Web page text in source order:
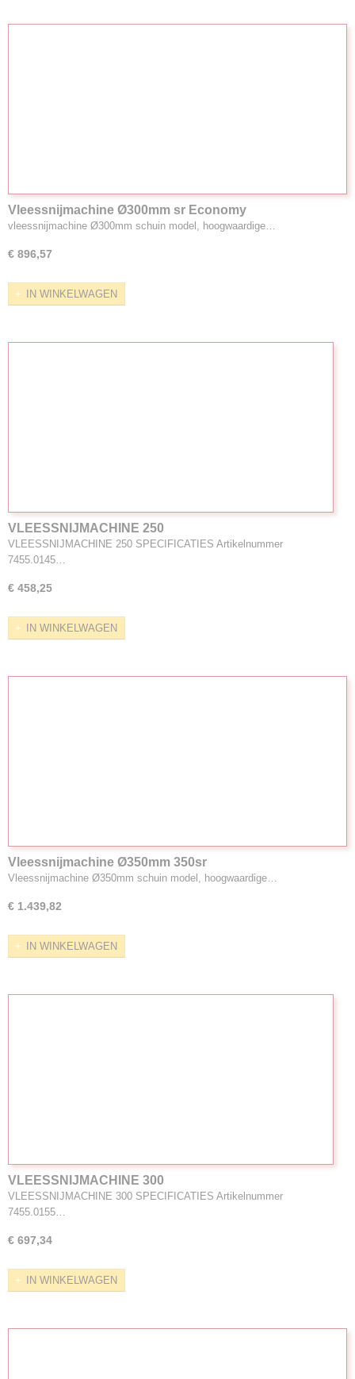
Vleessnijmachine Ø300mm sr Economy
vleessnijmachine Ø300mm schuin model, hoogwaardige…
€ 896,57
IN WINKELWAGEN
VLEESSNIJMACHINE 250
VLEESSNIJMACHINE 250 SPECIFICATIES Artikelnummer
7455.0145…
€ 458,25
IN WINKELWAGEN
Vleessnijmachine Ø350mm 350sr
Vleessnijmachine Ø350mm schuin model, hoogwaardige…
€ 1.439,82
IN WINKELWAGEN
VLEESSNIJMACHINE 300
VLEESSNIJMACHINE 300 SPECIFICATIES Artikelnummer
7455.0155…
€ 697,34
IN WINKELWAGEN